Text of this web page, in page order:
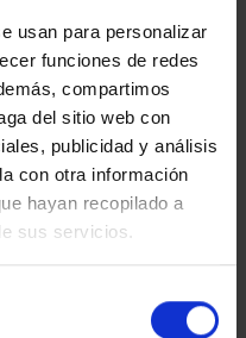
usan para personalizar
funciones de redes
compartimos
del sitio web con
publicidad y análisis
con otra información
hayan recopilado a
sus servicios.
CENTENARIO DE
SOROLLA (2023) 4
2.330,00 €